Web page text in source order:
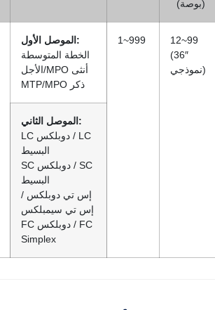
(بوصة)
الموصل الأول:
الخطة المتوسطة
الأجل/MPO أنثى
MTP/MPO ذكر
1~999
12~99
(36″
نموذجي)
الموصل الثاني:
LC دوبلكس / LC
البسيط
SC دوبلكس / SC
البسيط
إس تي دوبلكس /
إس تي سيمبلكس
FC دوبلكس / FC
Simplex